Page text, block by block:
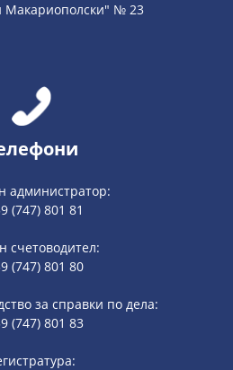
Макариополски" № 23
администратор:
(747) 801 81
счетоводител:
(747) 801 80
за справки по дела:
(747) 801 83